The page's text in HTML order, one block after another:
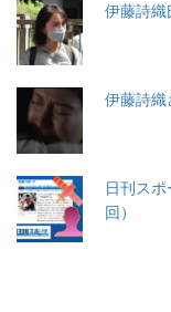
伊藤詩織
伊藤詩織
日刊ス
回）